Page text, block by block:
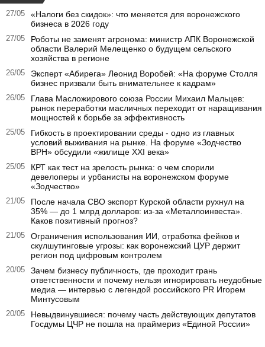
27/05
«Налоги без скидок»: что меняется для воронежского
бизнеса в 2026 году
27/05
Роботы не заменят агронома: министр АПК Воронежской
области Валерий Мелещенко о будущем сельского
хозяйства в регионе
26/05
Эксперт «Абирега» Леонид Воробей: «На форуме Столля
бизнес призвали быть внимательнее к кадрам»
26/05
Глава Масложирового союза России Михаил Мальцев:
рынок переработки масличных переходит от наращивания
мощностей к борьбе за эффективность
25/05
Гибкость в проектировании среды - одно из главных
условий выживания на рынке. На форуме «Зодчество
ВРН» обсудили «жилище XXI века»
25/05
КРТ как тест на зрелость рынка: о чем спорили
девелоперы и урбанисты на воронежском форуме
«Зодчество»
21/05
После начала СВО экспорт Курской области рухнул на
35% — до 1 млрд долларов: из-за «Металлоинвеста».
Каков позитивный прогноз?
21/05
Ограничения использования ИИ, отработка фейков и
скулшутинговые угрозы: как воронежский ЦУР держит
регион под цифровым контролем
20/05
Зачем бизнесу публичность, где проходит грань
ответственности и почему нельзя игнорировать неудобные
медиа — интервью с легендой российского PR Игорем
Минтусовым
20/05
Невыдвинувшиеся: почему часть действующих депутатов
Госдумы ЦЧР не пошла на праймериз «Единой России»